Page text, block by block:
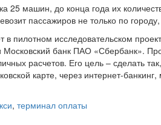
25 машин, до конца года их
пассажиров не только по
в пилотном исследовательском
банк ПАО «Сбербанк».
расчетов. Его цель – сделать
карте, через интернет-
, терминал оплаты